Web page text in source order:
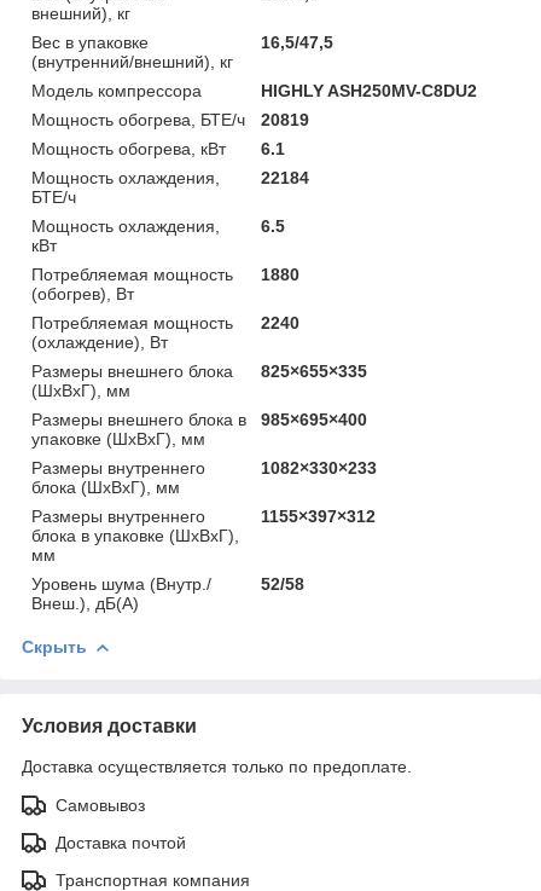
внешний), кг
Вес в упаковке
(внутренний/внешний), кг
16,5/47,5
Модель компрессора
HIGHLY ASH250MV-C8DU2
Мощность обогрева, БТЕ/ч
20819
Мощность обогрева, кВт
6.1
Мощность охлаждения,
БТЕ/ч
22184
Мощность охлаждения,
кВт
6.5
Потребляемая мощность
(обогрев), Вт
1880
Потребляемая мощность
(охлаждение), Вт
2240
Размеры внешнего блока
(ШхВхГ), мм
825×655×335
Размеры внешнего блока в
упаковке (ШхВхГ), мм
985×695×400
Размеры внутреннего
блока (ШхВхГ), мм
1082×330×233
Размеры внутреннего
блока в упаковке (ШхВхГ),
мм
1155×397×312
Уровень шума (Внутр./
Внеш.), дБ(А)
52/58
Скрыть
Условия доставки
Доставка осуществляется только по предоплате.
Самовывоз
Доставка почтой
Транспортная компания